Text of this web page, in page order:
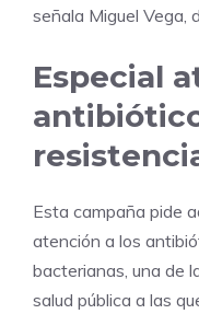
señala Miguel Vega,
Especial
Esta campaña pide
atención a los
bacterianas, una de
salud pública a las